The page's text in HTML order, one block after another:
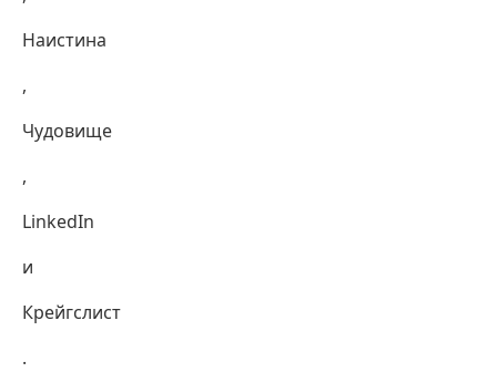
Наистина
,
Чудовище
,
LinkedIn
и
Крейгслист
.